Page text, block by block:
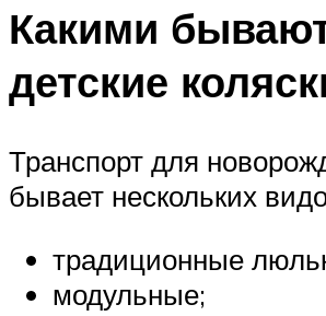
Какими
детские
Транспорт для
бывает нескольких
традиционные
модульные;